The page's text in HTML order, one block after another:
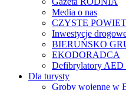
Media o nas
CZYSTE
Inwestycje
BIERUŃSKO
EKODORADCA
Defibrylatory AED
Dla turysty
Groby wojenne w